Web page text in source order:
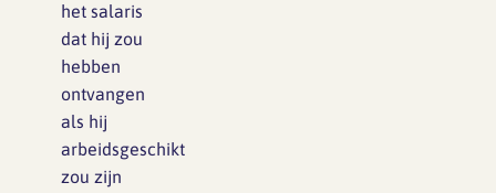
het salaris
dat hij zou
hebben
ontvangen
als hij
arbeidsgeschikt
zou zijn